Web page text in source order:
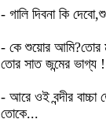
- গালি দিবনা কি
- কে শুয়োর আমি?তোর
তোর সাত জন্মের ভাগ্য !
- আরে ওই বন্দীর
তোকে...